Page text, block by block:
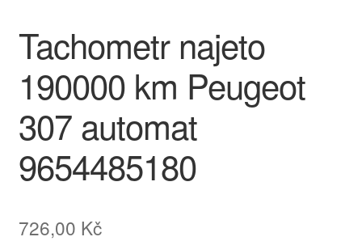
Reklamační řád
Vrakoviště Citroën
Tachometr najeto
190000 km Peugeot
307 automat
9654485180
726,00 Kč